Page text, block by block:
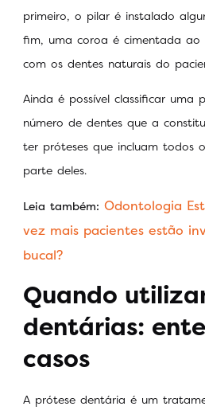
primeiro, o pilar é instalado
fim, uma coroa é cimentada ao
com os dentes naturais do
Ainda é possível classificar uma
número de dentes que a
ter próteses que incluam todos
parte deles.
Leia também: Odontologia
vez mais pacientes estão
bucal?
Quando
dentárias:
casos
A prótese dentária é um